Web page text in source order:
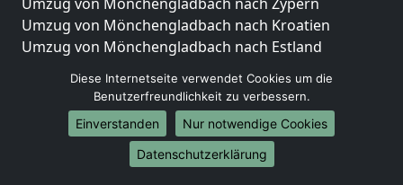
Umzug von Mönchengladbach nach Kroatien
Umzug von Mönchengladbach nach Estland
Umzug von Mönchengladbach nach Frankreich
Umzug von Mönchengladbach nach Griechenland
Umzug von Mönchengladbach nach Italien
Umzug von Mönchengladbach nach Liechtenstein
Diese Internetseite verwendet Cookies um die
Benutzerfreundlichkeit zu verbessern.
Einverstanden
Nur notwendige Cookies
Datenschutzerklärung